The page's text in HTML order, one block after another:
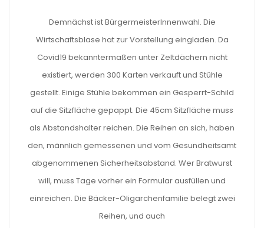
Demnächst ist BürgermeisterInnenwahl. Die
Wirtschaftsblase hat zur Vorstellung eingladen. Da
Covid19 bekanntermaßen unter Zeltdächern nicht
existiert, werden 300 Karten verkauft und Stühle
gestellt. Einige Stühle bekommen ein Gesperrt-Schild
auf die Sitzfläche gepappt. Die 45cm Sitzfläche muss
als Abstandshalter reichen. Die Reihen an sich, haben
den, männlich gemessenen und vom Gesundheitsamt
abgenommenen Sicherheitsabstand. Wer Bratwurst
will, muss Tage vorher ein Formular ausfüllen und
einreichen. Die Bäcker-Oligarchenfamilie belegt zwei
Reihen, und auch